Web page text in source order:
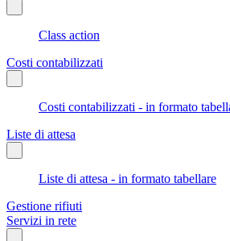
Class action
Costi contabilizzati
Costi contabilizzati - in formato
Liste di attesa
Liste di attesa - in formato tabellare
Gestione rifiuti
Servizi in rete